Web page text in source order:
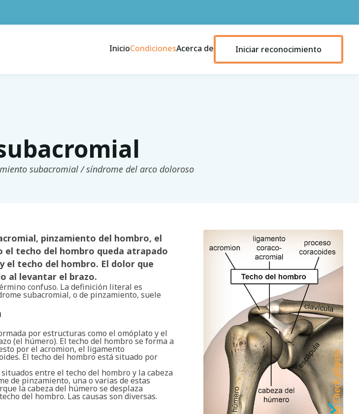
InicioCondicionesAcerca de Iniciar reconocimiento
subacromial / síndrome del arco doloroso
pinzamiento del hombro, el
el techo del hombro queda atrapado
el techo del hombro. El dolor que
al levantar el brazo.
confuso. La definición literal es
subacromial, o de pinzamiento, suele
por estructuras como el omóplato y el
(el húmero). El techo del hombro se forma a
por el acromion, el ligamento
El techo del hombro está situado por
entre el techo del hombro y la cabeza
de pinzamiento, una o varias de estas
la cabeza del húmero se desplaza
del hombro. Las causas son diversas.